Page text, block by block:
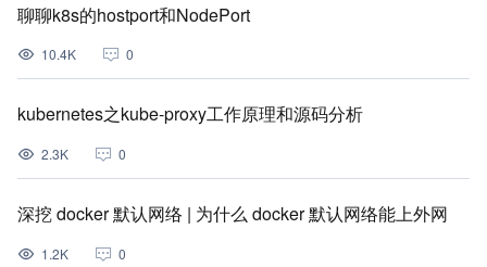
聊聊k8s的hostport和NodePort
10.4K 0
kubernetes之kube-proxy工作原理和源码分析
2.3K 0
深挖 docker 默认网络 | 为什么 docker 默认网络能上外网
1.2K 0